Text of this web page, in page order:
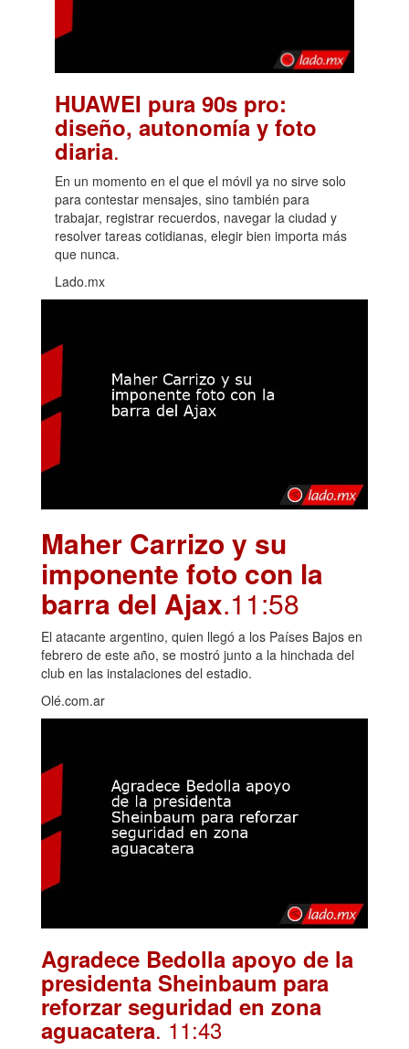
HUAWEI pura 90s pro:
diseño, autonomía y foto
diaria.
En un momento en el que el móvil ya no sirve solo
para contestar mensajes, sino también para
trabajar, registrar recuerdos, navegar la ciudad y
resolver tareas cotidianas, elegir bien importa más
que nunca.
Lado.mx
Maher Carrizo y su
imponente foto con la
barra del Ajax.11:58
El atacante argentino, quien llegó a los Países Bajos en
febrero de este año, se mostró junto a la hinchada del
club en las instalaciones del estadio.
Olé.com.ar
Agradece Bedolla apoyo de la
presidenta Sheinbaum para
reforzar seguridad en zona
aguacatera. 11:43